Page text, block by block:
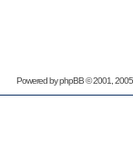
Powered byphpBB© 2001,